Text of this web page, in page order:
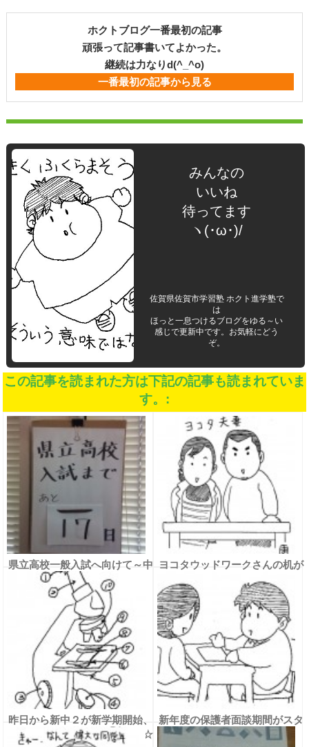
ホクトブログ一番最初の記事
頑張って記事書いてよかった。
継続は力なりd(^_^o)
一番最初の記事から見る
みんなの
いいね
待ってます
ヽ(･ω･)/
佐賀県佐賀市学習塾 ホクト進学塾で
は
ほっと一息つけるブログをゆる～い
感じで更新中です。お気軽にどう
ぞ。
この記事を読まれた方は下記の記事も読まれていま
す。:
県立高校一般入試へ向けて～中
３ 気合いを入れ直そう～
ヨコタウッドワークさんの机が
昨日から新中２が新学期開始、
そして中１は初めての夜授業☆
新年度の保護者面談期間がスタ
ート